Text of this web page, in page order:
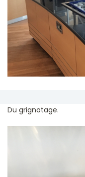
Du grignotage.